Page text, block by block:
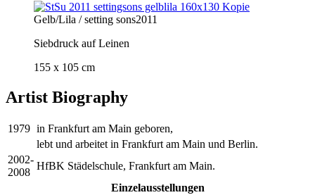
Gelb/Lila / setting sons2011
Siebdruck auf Leinen
155 x 105 cm
Artist Biography
1979 in Frankfurt am Main geboren,
lebt und arbeitet in Frankfurt am Main und Berlin.
2002-
2008
HfBK Städelschule, Frankfurt am Main.
Einzelausstellungen